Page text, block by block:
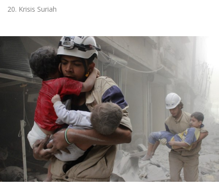
20. Krisis Suriah